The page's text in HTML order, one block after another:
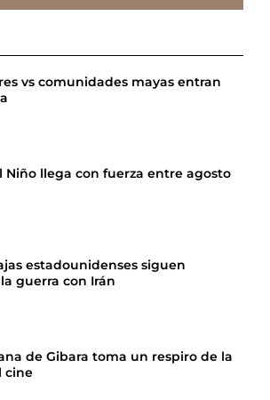
vs comunidades mayas entran
Niño llega con fuerza entre agosto
estadounidenses siguen
guerra con Irán
de Gibara toma un respiro de la
cine